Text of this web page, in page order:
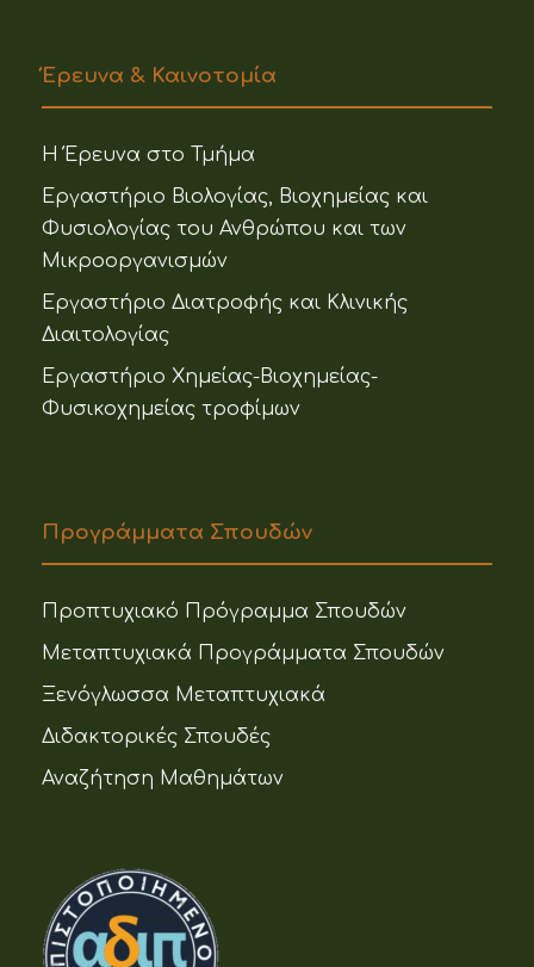
Έρευνα & Καινοτομία
Η Έρευνα στο Τμήμα
Εργαστήριο Βιολογίας, Βιοχημείας και
Φυσιολογίας του Ανθρώπου και των
Μικροοργανισμών
Εργαστήριο Διατροφής και Κλινικής
Διαιτολογίας
Εργαστήριο Χημείας-Βιοχημείας-
Φυσικοχημείας τροφίμων
Προγράμματα Σπουδών
Προπτυχιακό Πρόγραμμα Σπουδών
Μεταπτυχιακά Προγράμματα Σπουδών
Ξενόγλωσσα Μεταπτυχιακά
Διδακτορικές Σπουδές
Αναζήτηση Μαθημάτων